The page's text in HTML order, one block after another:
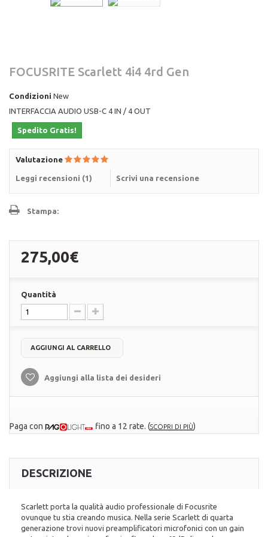
FOCUSRITE Scarlett 4i4 4rd Gen
Condizioni New
INTERFACCIA AUDIO USB-C 4 IN / 4 OUT
Spedito Gratis!
Valutazione
Leggi recensioni (1) Scrivi una recensione
Stampa:
275,00€
Quantità
AGGIUNGI AL CARRELLO
Aggiungi alla lista dei desideri
Paga con fino a 12 rate. (SCOPRI DI PIÙ)
DESCRIZIONE
Scarlett porta la qualità audio professionale di Focusrite
ovunque tu stia creando musica. Nella serie Scarlett di quarta
generazione trovi nuovi preamplificatori microfonici con un gain